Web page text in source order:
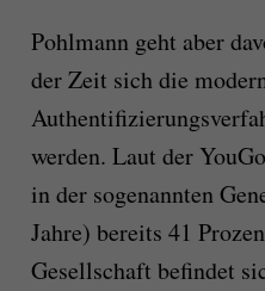
Pohlmann geht aber
der Zeit sich die
werden. Laut der
in der sogenannten
Jahre) bereits 41
Gesellschaft befindet